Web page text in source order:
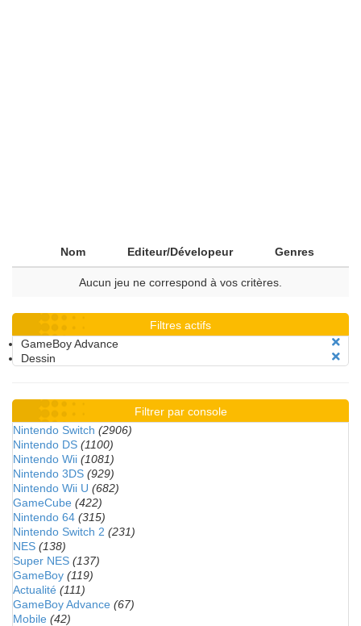
Nom Editeur/Dévelopeur Genres
Aucun jeu ne correspond à vos critères.
Filtres actifs
GameBoy Advance
Dessin
Filtrer par console
Nintendo Switch (2906)
Nintendo DS (1100)
Nintendo Wii (1081)
Nintendo 3DS (929)
Nintendo Wii U (682)
GameCube (422)
Nintendo 64 (315)
Nintendo Switch 2 (231)
NES (138)
Super NES (137)
GameBoy (119)
Actualité (111)
GameBoy Advance (67)
Mobile (42)